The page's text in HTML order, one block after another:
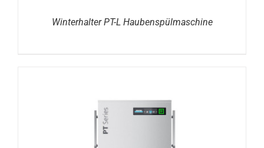
Winterhalter PT-L Haubenspülmaschine